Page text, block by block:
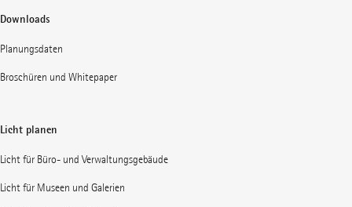
Downloads
Planungsdaten
Broschüren und Whitepaper
Licht planen
Licht für Büro- und Verwaltungsgebäude
Licht für Museen und Galerien